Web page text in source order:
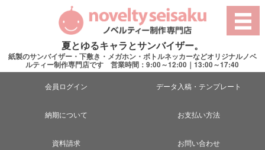
夏とゆるキャラとサンバイザー。
紙製のサンバイザー・下敷き・メガホン・ボトルネッカーなどオリジナルノベ
ルティー制作専門店です 営業時間：9:00～12:00｜13:00～17:40
会員ログイン データ入稿・テンプレート
納期について お支払い方法
資料請求 お問い合わせ